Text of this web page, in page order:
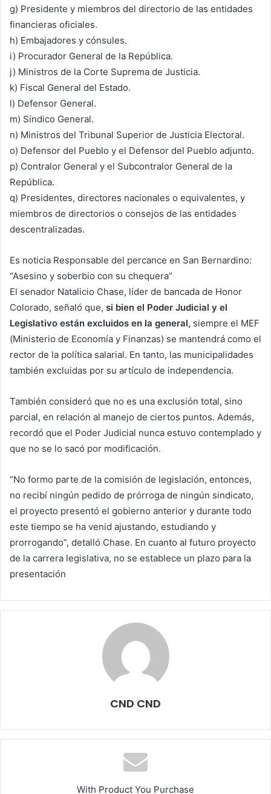
g) Presidente y miembros del directorio de las entidades
financieras oficiales.
h) Embajadores y cónsules.
i) Procurador General de la República.
j) Ministros de la Corte Suprema de Justicia.
k) Fiscal General del Estado.
l) Defensor General.
m) Síndico General.
n) Ministros del Tribunal Superior de Justicia Electoral.
o) Defensor del Pueblo y el Defensor del Pueblo adjunto.
p) Contralor General y el Subcontralor General de la
República.
q) Presidentes, directores nacionales o equivalentes, y
miembros de directorios o consejos de las entidades
descentralizadas.
Es noticia Responsable del percance en San Bernardino:
“Asesino y soberbio con su chequera”
El senador Natalicio Chase, líder de bancada de Honor
Colorado, señaló que, si bien el Poder Judicial y el
Legislativo están excluidos en la general, siempre el MEF
(Ministerio de Economía y Finanzas) se mantendrá como el
rector de la política salarial. En tanto, las municipalidades
también excluidas por su artículo de independencia.
También consideró que no es una exclusión total, sino
parcial, en relación al manejo de ciertos puntos. Además,
recordó que el Poder Judicial nunca estuvo contemplado y
que no se lo sacó por modificación.
“No formo parte de la comisión de legislación, entonces,
no recibí ningún pedido de prórroga de ningún sindicato,
el proyecto presentó el gobierno anterior y durante todo
este tiempo se ha venid ajustando, estudiando y
prorrogando”, detalló Chase. En cuanto al futuro proyecto
de la carrera legislativa, no se establece un plazo para la
presentación
CND CND
With Product You Purchase